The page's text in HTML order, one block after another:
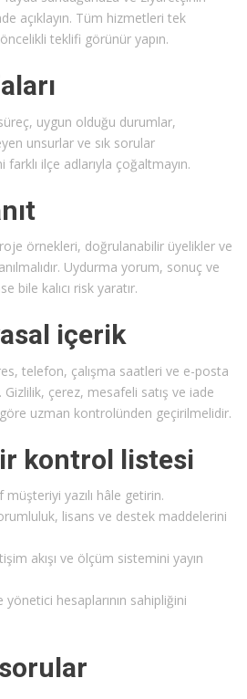
açıklayın. Tüm hizmetleri tek
teklifi görünür yapın.
uygun olduğu durumlar,
unsurlar ve sık sorular
farklı ilçe adlarıyla çoğaltmayın.
örnekleri, doğrulanabilir üyelikler ve
Uydurma yorum, sonuç ve
bile kalıcı risk yaratır.
içerik
telefon, çalışma saatleri ve e-posta
Gizlilik, çerez, mesafeli satış ve iade
uzman kontrolünden geçirilmelidir.
kontrol listesi
yazılı hâle getirin.
lisans ve destek maddelerini
akışı ve ölçüm sistemini yayın
yönetici hesaplarının sahipliğini